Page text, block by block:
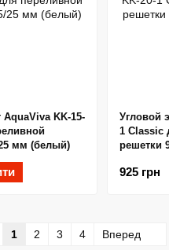
KK-15-
мм (белый)
Угловой
1 Classic
решетки
925 грн
1 2 3 4 Вперед